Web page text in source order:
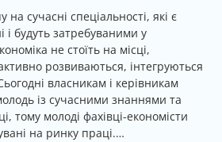
сучасні спеціальності, які є
і будуть затребуваними у
не стоїть на місці,
розвиваються, інтегруються
власникам і керівникам
із сучасними знаннями та
тому молоді фахівці-економісти
на ринку праці.…